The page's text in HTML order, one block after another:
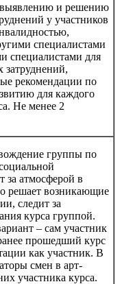
и решению
у участников
специалистами
специалистами для
рекомендации по
для каждого
Не менее 2
группы по
за атмосферой в
решает возникающие
следит за
курса группой.
– сам участник
прошедший курс
как участник. В
смен в арт-
участника курса.